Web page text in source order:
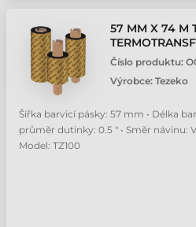
57 MM X 74 M
Číslo produktu:
Výrobce: Tezeko
Šířka barvicí pásky: 57 mm • Délka
průměr dutinky: 0.5 " • Směr návinu:
Model: TZ100